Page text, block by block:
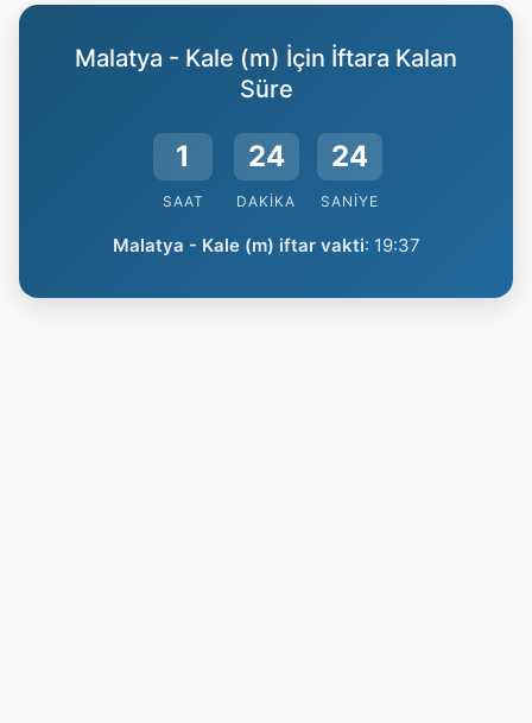
Malatya - Kale (m) İçin İftara Kalan
Süre
1
SAAT
24
DAKIKA
24
SANIYE
Malatya - Kale (m) iftar vakti: 19:37